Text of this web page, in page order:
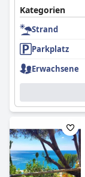
Kategorien
Strand
Parkplatz
Erwachsene